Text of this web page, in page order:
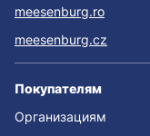
meesenburg.ro
meesenburg.cz
Покупателям
Организациям